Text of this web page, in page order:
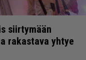
siirtymään
rakastava yhtye